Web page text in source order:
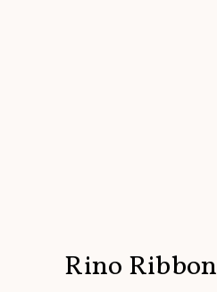
Rino Ribbon